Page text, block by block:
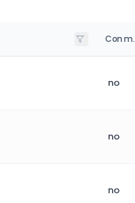
Con m.
no
no
no